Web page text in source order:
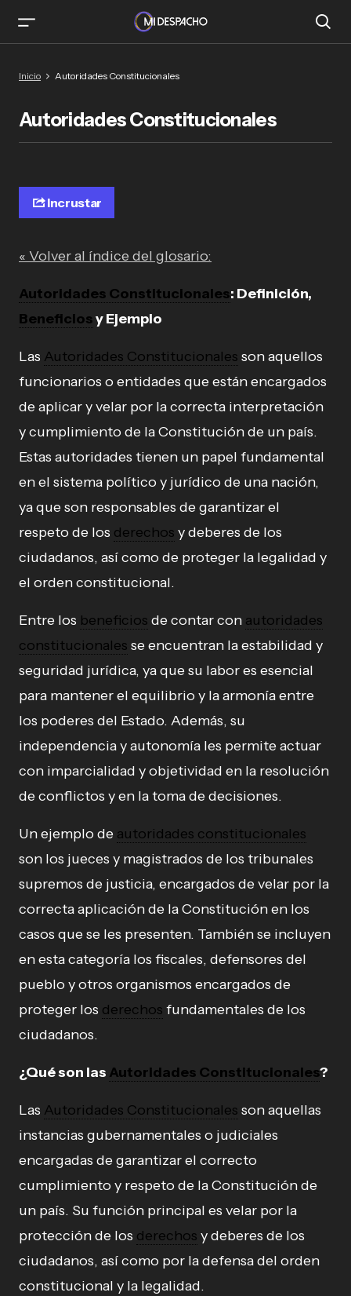
Inicio Autoridades Constitucionales
Autoridades Constitucionales
Incrustar
« Volver al índice del glosario:
Autoridades Constitucionales: Definición,
Beneficiosy Ejemplo
Las Autoridades Constitucionales son aquellos
funcionarios o entidades que están encargados
de aplicar y velar por la correcta interpretación
y cumplimiento de la Constitución de un país.
Estas autoridades tienen un papel fundamental
en el sistema político y jurídico de una nación,
ya que son responsables de garantizar el
respeto de los derechos y deberes de los
ciudadanos, así como de proteger la legalidad y
el orden constitucional.
Entre los beneficios de contar con autoridades
constitucionales se encuentran la estabilidad y
seguridad jurídica, ya que su labor es esencial
para mantener el equilibrio y la armonía entre
los poderes del Estado. Además, su
independencia y autonomía les permite actuar
con imparcialidad y objetividad en la resolución
de conflictos y en la toma de decisiones.
Un ejemplo de autoridades constitucionales
son los jueces y magistrados de los tribunales
supremos de justicia, encargados de velar por la
correcta aplicación de la Constitución en los
casos que se les presenten. También se incluyen
en esta categoría los fiscales, defensores del
pueblo y otros organismos encargados de
proteger los derechos fundamentales de los
ciudadanos.
¿Qué son las Autoridades Constitucionales?
Las Autoridades Constitucionales son aquellas
instancias gubernamentales o judiciales
encargadas de garantizar el correcto
cumplimiento y respeto de la Constitución de
un país. Su función principal es velar por la
protección de los derechos y deberes de los
ciudadanos, así como por la defensa del orden
constitucional y la legalidad.